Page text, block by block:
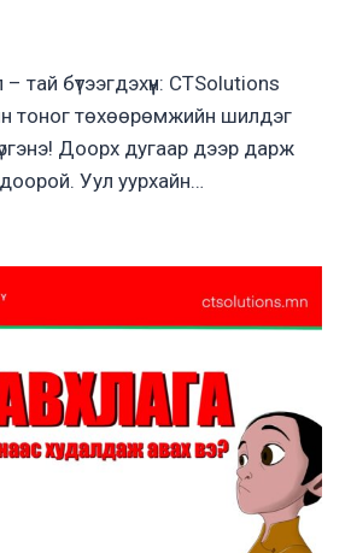
тай бүтээгдэхүүн: CTSolutions
тоног төхөөрөмжийн шилдэг
Доорх дугаар дээр дарж
Уул уурхайн…